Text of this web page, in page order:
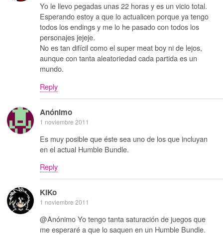
Yo le llevo pegadas unas 22 horas y es un vicio total.
Esperando estoy a que lo actualicen porque ya tengo
todos los endings y me lo he pasado con todos los
personajes jejeje.
No es tan difícil como el super meat boy ni de lejos,
aunque con tanta aleatoriedad cada partida es un
mundo.
Reply
Anónimo
1 noviembre 2011
Es muy posible que éste sea uno de los que incluyan
en el actual Humble Bundle.
Reply
KiKo
1 noviembre 2011
@Anónimo Yo tengo tanta saturación de juegos que
me esperaré a que lo saquen en un Humble Bundle.